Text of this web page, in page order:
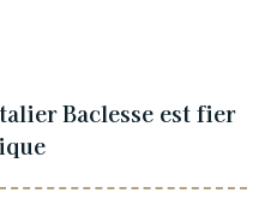
Baclesse est fier